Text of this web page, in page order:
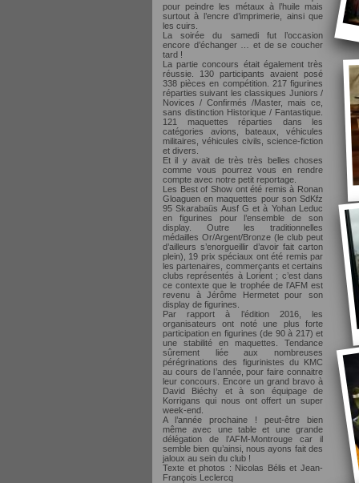
pour peindre les métaux à l’huile mais
surtout à l’encre d’imprimerie, ainsi que
les cuirs.
La soirée du samedi fut l’occasion
encore d’échanger … et de se coucher
tard !
La partie concours était également très
réussie. 130 participants avaient posé
338 pièces en compétition. 217 figurines
réparties suivant les classiques Juniors /
Novices / Confirmés /Master, mais ce,
sans distinction Historique / Fantastique.
121 maquettes réparties dans les
catégories avions, bateaux, véhicules
militaires, véhicules civils, science-fiction
et divers.
Et il y avait de très très belles choses
comme vous pourrez vous en rendre
compte avec notre petit reportage.
Les Best of Show ont été remis à Ronan
Gloaguen en maquettes pour son SdKfz
95 Skarabaüs Ausf G et à Yohan Leduc
en figurines pour l’ensemble de son
display. Outre les traditionnelles
médailles Or/Argent/Bronze (le club peut
d’ailleurs s’enorgueillir d’avoir fait carton
plein), 19 prix spéciaux ont été remis par
les partenaires, commerçants et certains
clubs représentés à Lorient ; c’est dans
ce contexte que le trophée de l’AFM est
revenu à Jérôme Hermetet pour son
display de figurines.
Par rapport à l’édition 2016, les
organisateurs ont noté une plus forte
participation en figurines (de 90 à 217) et
une stabilité en maquettes. Tendance
sûrement liée aux nombreuses
pérégrinations des figurinistes du KMC
au cours de l’année, pour faire connaitre
leur concours. Encore un grand bravo à
David Biéchy et à son équipage de
Korrigans qui nous ont offert un super
week-end.
A l’année prochaine ! peut-être bien
même avec une table et une grande
délégation de l’AFM-Montrouge car il
semble bien qu’ainsi, nous ayons fait des
jaloux au sein du club !
Texte et photos : Nicolas Bélis et Jean-
François Leclercq